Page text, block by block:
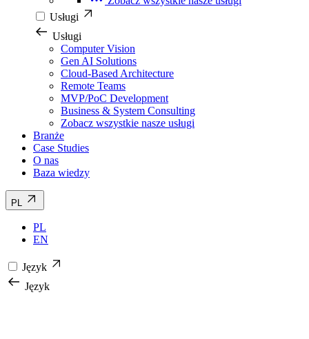
Usługi
Usługi
Computer Vision
Gen AI Solutions
Cloud-Based Architecture
Remote Teams
MVP/PoC Development
Business & System Consulting
Zobacz wszystkie nasze usługi
Branże
Case Studies
O nas
Baza wiedzy
PL
PL
EN
Język
Język